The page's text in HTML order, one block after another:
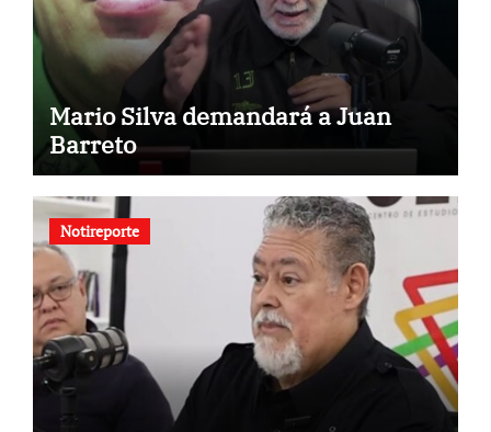
Mario Silva demandará a Juan
Barreto
Notireporte